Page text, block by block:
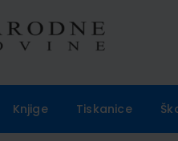
Knjige Tiskanice